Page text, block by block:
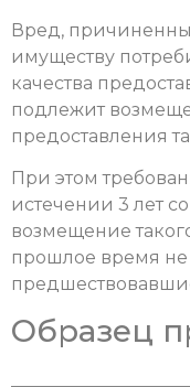
Вред,
имуществу
качества
подлежит
предоставления
При этом
истечении 3 лет
возмещение
прошлое время не
Образец